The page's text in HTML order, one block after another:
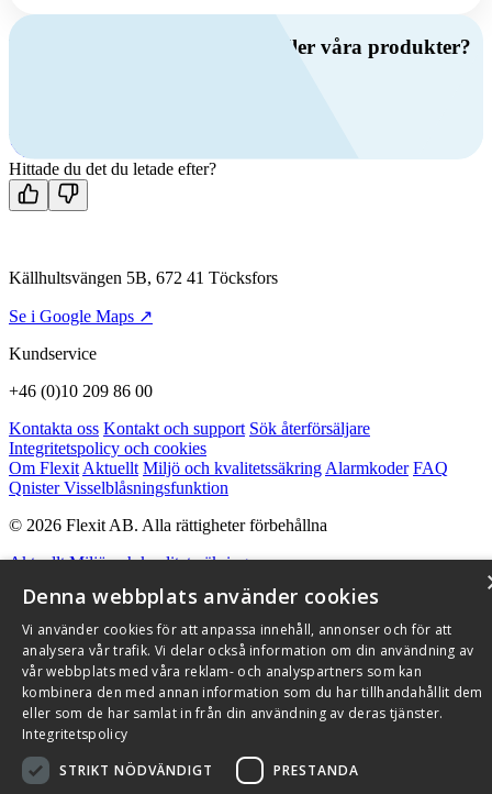
Har du frågor om ventilation eller våra produkter?
Kontakta oss
Hittade du det du letade efter?
Källhultsvängen 5B, 672 41 Töcksfors
Se i Google Maps ↗
Kundservice
+46 (0)10 209 86 00
Kontakta oss Kontakt och support Sök återförsäljare
Integritetspolicy och cookies
Om Flexit Aktuellt Miljö och kvalitetssäkring Alarmkoder FAQ
Qnister Visselblåsningsfunktion
© 2026 Flexit AB. Alla rättigheter förbehållna
Aktuellt Miljö och kvalitetssäkring
Denna webbplats använder cookies
Vi använder cookies för att anpassa innehåll, annonser och för att
analysera vår trafik. Vi delar också information om din användning av
vår webbplats med våra reklam- och analyspartners som kan
kombinera den med annan information som du har tillhandahållit dem
eller som de har samlat in från din användning av deras tjänster.
Integritetspolicy
STRIKT NÖDVÄNDIGT
PRESTANDA